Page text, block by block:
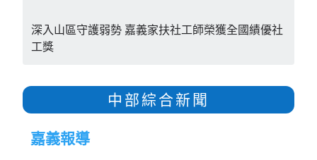
深入山區守護弱勢 嘉義家扶社工師榮獲全國績優社
工獎
中部綜合新聞
嘉義報導